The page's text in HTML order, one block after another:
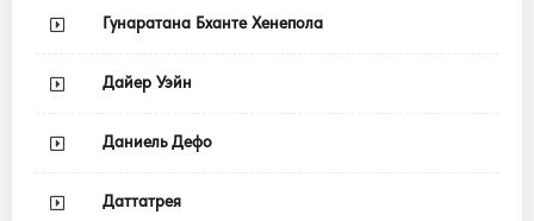
Гунаратана Бханте Хенепола
Дайер Уэйн
Даниель Дефо
Даттатрея